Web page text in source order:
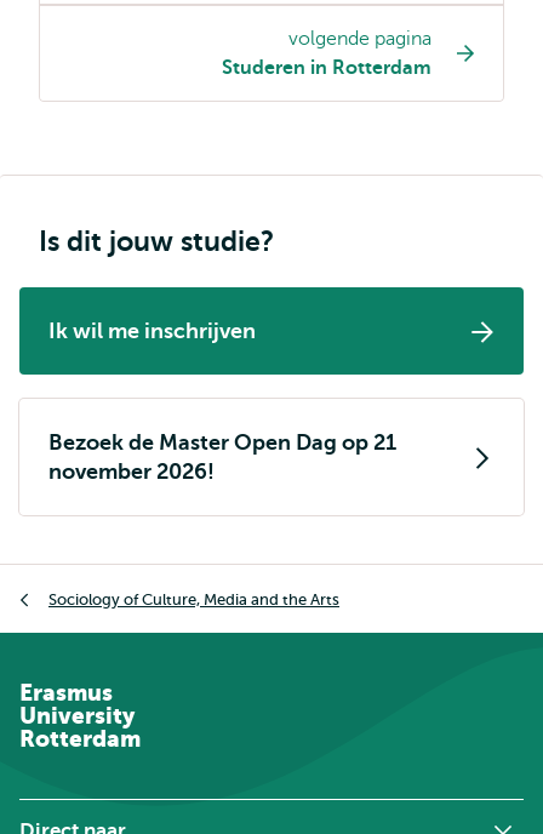
navigatie
volgende pagina
Studeren in Rotterdam
Is dit jouw studie?
Ik wil me inschrijven
Bezoek de Master Open Dag op 21
november 2026!
Sociology of Culture, Media and the Arts
Erasmus
University
Rotterdam